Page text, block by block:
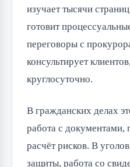
изучает тысячи
готовит
переговоры с
консультирует
круглосуточно.
В гражданских делах
работа с документами,
расчёт рисков. В
защиты, работа со